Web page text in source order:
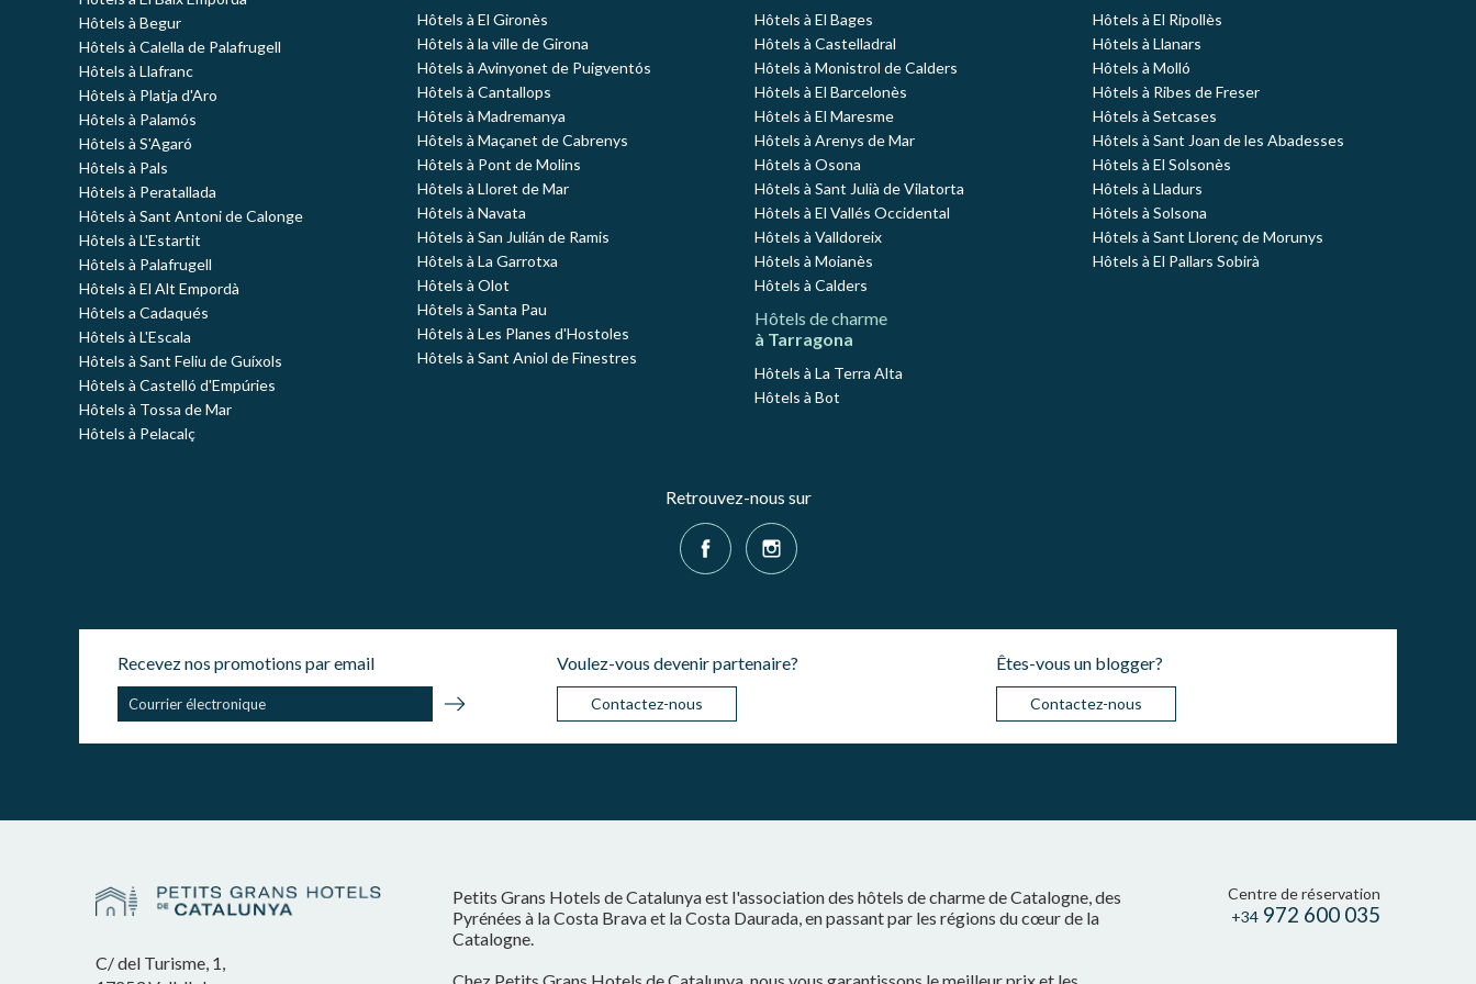
Hôtels à Begur
Hôtels à Calella de Palafrugell
Hôtels à Llafranc
Hôtels à Platja d'Aro
Hôtels à Palamós
Hôtels à S'Agaró
Hôtels à Pals
Hôtels à Peratallada
Hôtels à Sant Antoni de Calonge
Hôtels à L'Estartit
Hôtels à Palafrugell
Hôtels à El Alt Empordà
Hôtels a Cadaqués
Hôtels à L'Escala
Hôtels à Sant Feliu de Guíxols
Hôtels à Castelló d'Empúries
Hôtels à Tossa de Mar
Hôtels à Pelacalç
Hôtels à El Gironès
Hôtels à la ville de Girona
Hôtels à Avinyonet de Puigventós
Hôtels à Cantallops
Hôtels à Madremanya
Hôtels à Maçanet de Cabrenys
Hôtels à Pont de Molins
Hôtels à Lloret de Mar
Hôtels à Navata
Hôtels à San Julián de Ramis
Hôtels à La Garrotxa
Hôtels à Olot
Hôtels à Santa Pau
Hôtels à Les Planes d'Hostoles
Hôtels à Sant Aniol de Finestres
Hôtels à El Bages
Hôtels à Castelladral
Hôtels à Monistrol de Calders
Hôtels à El Barcelonès
Hôtels à El Maresme
Hôtels à Arenys de Mar
Hôtels à Osona
Hôtels à Sant Julià de Vilatorta
Hôtels à El Vallés Occidental
Hôtels à Valldoreix
Hôtels à Moianès
Hôtels à Calders
Hôtels de charme
à Tarragona
Hôtels à La Terra Alta
Hôtels à Bot
Hôtels à El Ripollès
Hôtels à Llanars
Hôtels à Molló
Hôtels à Ribes de Freser
Hôtels à Setcases
Hôtels à Sant Joan de les Abadesses
Hôtels à El Solsonès
Hôtels à Lladurs
Hôtels à Solsona
Hôtels à Sant Llorenç de Morunys
Hôtels à El Pallars Sobirà
Retrouvez-nous sur
Recevez nos promotions par email Voulez-vous devenir partenaire?
Contactez-nous
Êtes-vous un blogger?
Contactez-nous
C/ del Turisme, 1,
Petits Grans Hotels de Catalunya est l'association des hôtels de charme de Catalogne, des
Pyrénées à la Costa Brava et la Costa Daurada, en passant par les régions du cœur de la
Catalogne.
Centre de réservation
+34 972 600 035